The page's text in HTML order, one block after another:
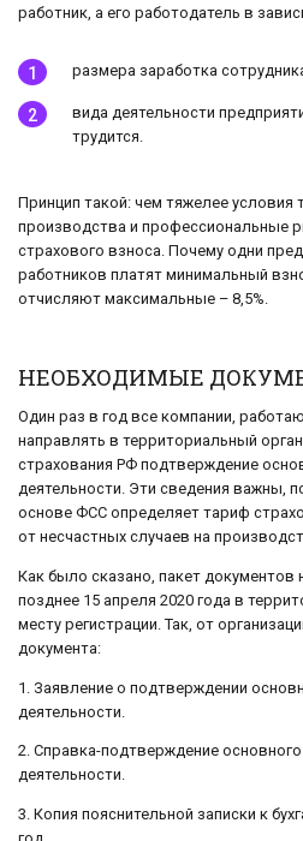
работник, а его работодатель в
размера заработка
вида деятельности
трудится.
Принцип такой: чем тяжелее
производства и профессиональные
страхового взноса. Почему одни
работников платят минимальный
отчисляют максимальные – 8,5%.
НЕОБХОДИМЫЕ
Один раз в год все компании,
направлять в территориальный
страхования РФ подтверждение
деятельности. Эти сведения важны,
основе ФСС определяет тариф
от несчастных случаев на
Как было сказано, пакет
позднее 15 апреля 2020 года в
месту регистрации. Так, от
документа:
1. Заявление о подтверждении
деятельности.
2. Справка-подтверждение
деятельности.
3. Копия пояснительной записки к